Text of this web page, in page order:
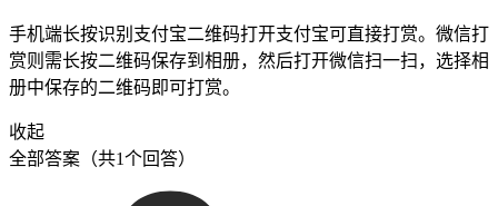
手机端长按识别支付宝二维码打开支付宝可直接打赏。微信打
赏则需长按二维码保存到相册，然后打开微信扫一扫，选择相
册中保存的二维码即可打赏。
收起
全部答案（共1个回答）